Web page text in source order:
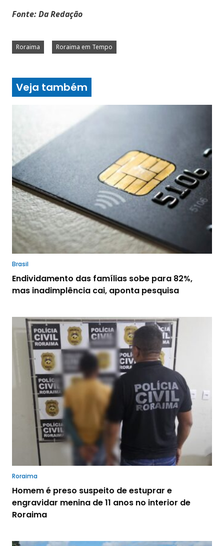
Fonte: Da Redação
Roraima Roraima em Tempo
Veja também
Brasil
Endividamento das famílias sobe para 82%,
mas inadimplência cai, aponta pesquisa
Roraima
Homem é preso suspeito de estuprar e
engravidar menina de 11 anos no interior de
Roraima